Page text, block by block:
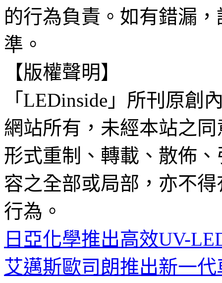
的行為負責。如有錯漏
準。
【版權聲明】
「LEDinside」所刊原創
網站所有，未經本站之
形式重制、轉載、散佈
容之全部或局部，亦不
行為。
日亞化學推出高效UV-
艾邁斯歐司朗推出新一